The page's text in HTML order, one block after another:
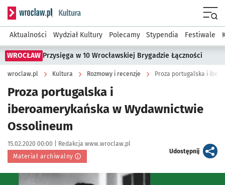
Serwis informacyjny wroclaw.pl podserwis: Kultura
Aktualności Wydział Kultury Polecamy Stypendia Festiwale
WROCŁAW Przysięga w 10 Wrocławskiej Brygadzie Łączności
wroclaw.pl Kultura Rozmowy i recenzje Proza portugalska i
Proza portugalska i
iberoamerykańska w Wydawnictwie
Ossolineum
Data publikacji:
15.02.2020 00:00 | Autor:
Redakcja www.wroclaw.pl
Materiał archiwalny
Udostępnijartykuł
Kliknij, aby powiększyć